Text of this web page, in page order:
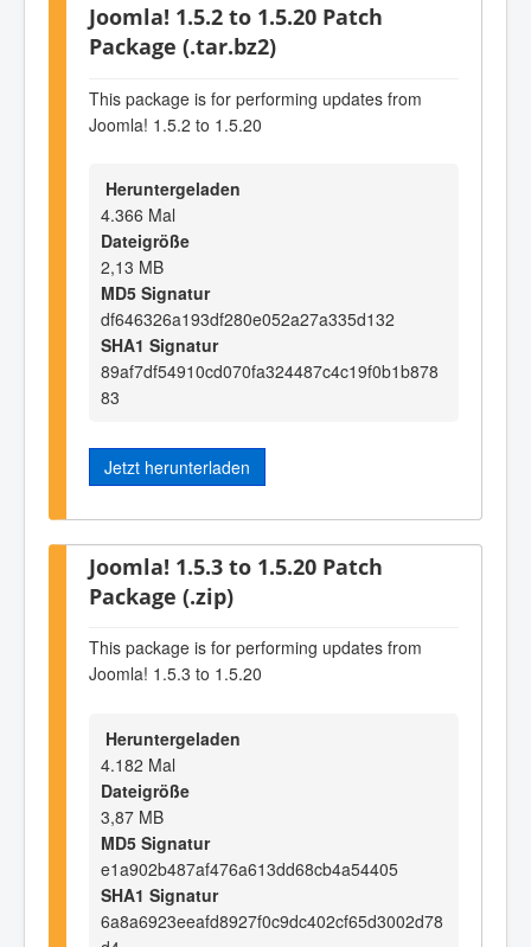
Joomla! 1.5.2 to 1.5.20 Patch
Package (.tar.bz2)
This package is for performing updates from
Joomla! 1.5.2 to 1.5.20
Heruntergeladen
4.366 Mal
Dateigröße
2,13 MB
MD5 Signatur
df646326a193df280e052a27a335d132
SHA1 Signatur
89af7df54910cd070fa324487c4c19f0b1b878
83
Jetzt herunterladen
Joomla! 1.5.3 to 1.5.20 Patch
Package (.zip)
This package is for performing updates from
Joomla! 1.5.3 to 1.5.20
Heruntergeladen
4.182 Mal
Dateigröße
3,87 MB
MD5 Signatur
e1a902b487af476a613dd68cb4a54405
SHA1 Signatur
6a8a6923eeafd8927f0c9dc402cf65d3002d78